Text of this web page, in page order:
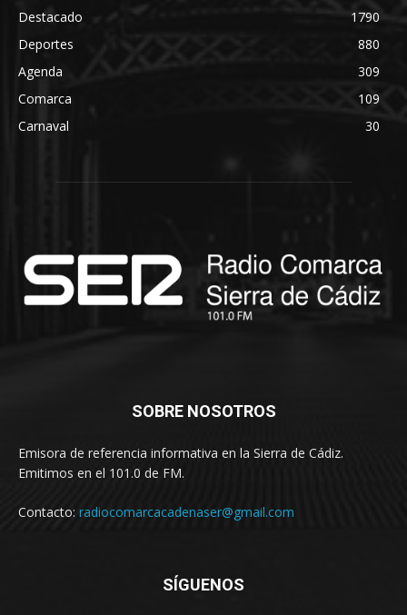
Destacado
1790
Deportes
880
Agenda
309
Comarca
109
Carnaval
30
SOBRE NOSOTROS
Emisora de referencia informativa en la Sierra de Cádiz.
Emitimos en el 101.0 de FM.
Contacto: radiocomarcacadenaser@gmail.com
SÍGUENOS